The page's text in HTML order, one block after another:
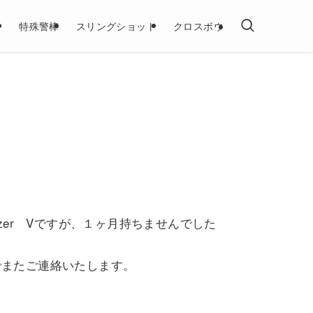
特殊警棒 スリングショット クロスボウ
Vですが、１ヶ月持ちませんでした
たご連絡いたします。